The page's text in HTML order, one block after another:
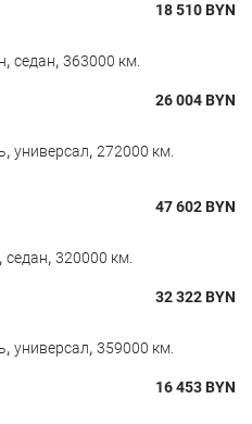
18 510BYN
, седан, 363000 км.
26 004BYN
, универсал, 272000 км.
47 602BYN
, седан, 320000 км.
32 322BYN
, универсал, 359000 км.
16 453BYN